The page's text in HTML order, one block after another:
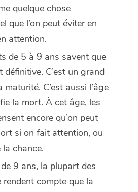
quelque chose
que l’on peut éviter en
attention.
de 5 à 9 ans savent que
définitive. C’est un grand
maturité. C’est aussi l’âge
la mort. À cet âge, les
encore qu’on peut
si on fait attention, ou
la chance.
de 9 ans, la plupart des
rendent compte que la